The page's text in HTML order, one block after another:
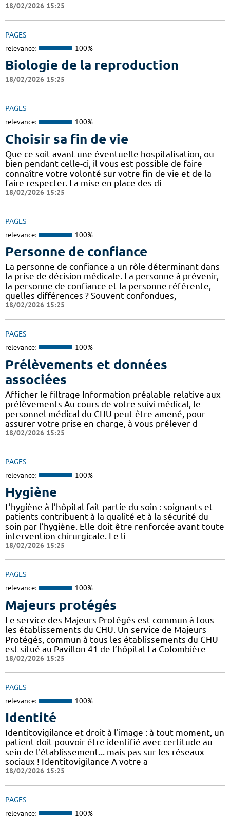
18/02/2026 15:25
PAGES
relevance: 100%
Biologie de la reproduction
18/02/2026 15:25
PAGES
relevance: 100%
Choisir sa fin de vie
Que ce soit avant une éventuelle hospitalisation, ou
bien pendant celle-ci, il vous est possible de faire
connaître votre volonté sur votre fin de vie et de la
faire respecter. La mise en place des di
18/02/2026 15:25
PAGES
relevance: 100%
Personne de confiance
La personne de confiance a un rôle déterminant dans
la prise de décision médicale. La personne à prévenir,
la personne de confiance et la personne référente,
quelles différences ? Souvent confondues,
18/02/2026 15:25
PAGES
relevance: 100%
Prélèvements et données
associées
Afficher le filtrage Information préalable relative aux
prélèvements Au cours de votre suivi médical, le
personnel médical du CHU peut être amené, pour
assurer votre prise en charge, à vous prélever d
18/02/2026 15:25
PAGES
relevance: 100%
Hygiène
L’hygiène à l’hôpital fait partie du soin : soignants et
patients contribuent à la qualité et à la sécurité du
soin par l’hygiène. Elle doit être renforcée avant toute
intervention chirurgicale. Le li
18/02/2026 15:25
PAGES
relevance: 100%
Majeurs protégés
Le service des Majeurs Protégés est commun à tous
les établissements du CHU. Un service de Majeurs
Protégés, commun à tous les établissements du CHU
est situé au Pavillon 41 de l’hôpital La Colombière
18/02/2026 15:25
PAGES
relevance: 100%
Identité
Identitovigilance et droit à l'image : à tout moment, un
patient doit pouvoir être identifié avec certitude au
sein de l'établissement... mais pas sur les réseaux
sociaux ! Identitovigilance A votre a
18/02/2026 15:25
PAGES
relevance: 100%